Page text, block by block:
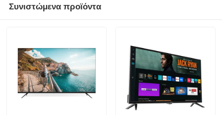
Σχετικά με εμάς
Ξενάγηση στο Εργοστάσιο
Συνιστώμενα προϊόντα